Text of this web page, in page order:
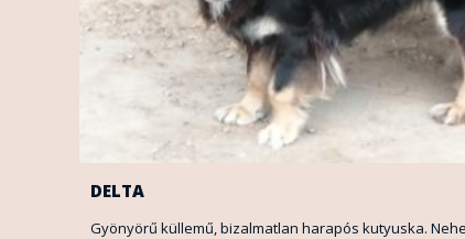
DELTA
Gyönyörű küllemű, bizalmatlan harapós kutyuska.